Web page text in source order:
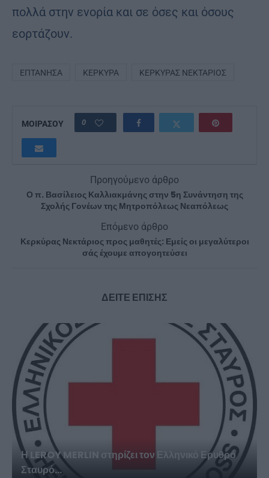
πολλά στην ενορία και σε όσες και όσους
εορτάζουν.
ΕΠΤΆΝΗΣΑ ΚΈΡΚΥΡΑ ΚΕΡΚΎΡΑΣ ΝΕΚΤΆΡΙΟΣ
ΜΟΙΡΑΣΟΥ 0
Προηγούμενο άρθρο
Ο π. Βασίλειος Καλλιακμάνης στην 5η Συνάντηση της
Σχολής Γονέων της Μητροπόλεως Νεαπόλεως
Επόμενο άρθρο
Κερκύρας Νεκτάριος προς μαθητές: Εμείς οι μεγαλύτεροι
σάς έχουμε απογοητεύσει
ΔΕΙΤΕ ΕΠΙΣΗΣ
Η LEROY MERLIN στηρίζει τον Ελληνικό Ερυθρό
Σταυρό...